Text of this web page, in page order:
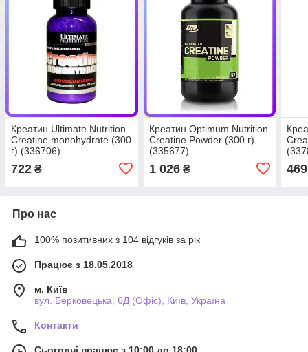
Креатин Ultimate Nutrition
Creatine monohydrate (300
г) (336706)
722 ₴
Креатин Optimum Nutrition
Creatine Powder (300 г)
(335677)
1 026₴ 469
Про нас
100% позитивних з 104 відгуків за рік
Працює з 18.05.2018
м. Київ
вул. Берковецька, 6Д (Офіс), Київ, Україна
Контакти